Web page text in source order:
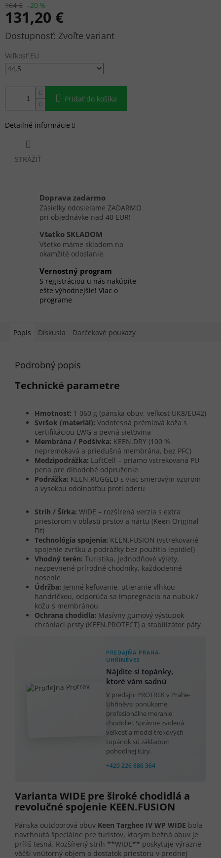
164 € –20 %
131,20 €
Jednotková
Zvoľte variant
Veľkosť EU
Pridať do košíka
Detailné informácie
STRÁŽIŤ
Doprava zadarmo
Zásielky odosielame ZADARMO
pri objednávke nad 40 EUR!
Všetko SKLADOM
Všetko máme skladom na
okamžité odoslanie.
Vernostný program
S registráciou u nás nakúpite
ešte výhodnejšie! Viac o
programe
Popis Diskusia Darčekové poukazy
Podrobný popis
Technické parametre
Hmotnosť: 1 060 g (pánska obuv, veľkosť UK8/EU42)
Svršok (materiál): Vodotesná prémiová koža s
certifikáciou LWG a pevná sieťovina
Membrána / Podšívka: KEEN.DRY (100 %
nepremokavá a priedušná membrána, bez PFC)
Medzipodrážka: LuftCell – priamo vstrekovaná PU
pena pre dlhodobé odpruženie
Podrážka: KEEN.RUGGED s viac smerovým vzorom
a vysokou odolnosťou proti oderu
Strih / Šírka: WIDE – rozšírená verzia s extra
priestorom v oblasti prstov a nártu (Keen Original
Fit)
Technológia spojenia: KEEN.FUSION (vstrekované
spojenie zvršku a podrážky bez použitia lepidiel)
Vhodný terén: Turistika, jednodňové výlety,
nezpevnené prírodné chodníky, každodenné
nosenie
Údržba: Jemné kefovanie, utieranie vlhkou
handričkou, odporúča sa impregnácia na nubuk /
kožu s membránou
Ochrana chodidla: Masívny gumový výstupok
chrániaci prsty (KEEN.PROTECT) a stabilizátor päty
PREDAJŇA PRAHA-
UHŘÍNĚVES
Nájdite si topánky,
ktoré vám sadnú
V predajni PROTREK v Prahe-
Uhříněvsi ponúkame
profesionálne meranie
chodidiel. Správne zvolená
veľkosť a model trekových
topánok sú základom
pohodlnej túry.
+420 226 886 364
Varianta WIDE pre široké chodidlá a
revolučné spojenie KEEN.FUSION
Pánska outdoorová obuv Keen Targhee IV WP WIDE bola
navrhnutá špeciálne pre turistov, ktorým bežná obuv je
príliš tesná. Rozšírený strih **WIDE** poskytuje výrazne
väčší vnútorný objem a dostatok priestoru v prednej